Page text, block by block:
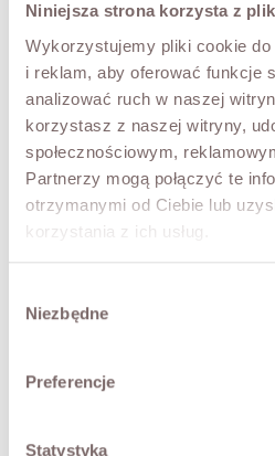
Niniejsza strona korzysta z
Wykorzystujemy pliki cookie
i reklam, aby oferować funkcje
analizować ruch w naszej
korzystasz z naszej witryny,
społecznościowym,
Partnerzy mogą połączyć te
otrzymanymi od Ciebie lub
korzystania z ich usług.
zgody
Niezbędne
Preferencje
Statystyka
POWIADOM
NOWOŚĆ!
OPIS
Wełniany płaszcz Karl.
detali typowych dla trencza,
guziki, dodatkowo wiązany. Na
w eleganckich outfitach jak i
Modelka ma 173 cm wzrostu i
SKŁAD / DODATKOWE